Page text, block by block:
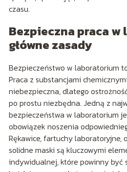
czasu.
Bezpieczna praca
główne zasady
Bezpieczeństwo w laboratorium
Praca z substancjami
niebezpieczna, dlatego
po prostu niezbędna. Jedną z
bezpieczeństwa w laboratorium
obowiązek noszenia
Rękawice, fartuchy laboratoryjne,
solidne maski są kluczowymi
indywidualnej, które powinny być